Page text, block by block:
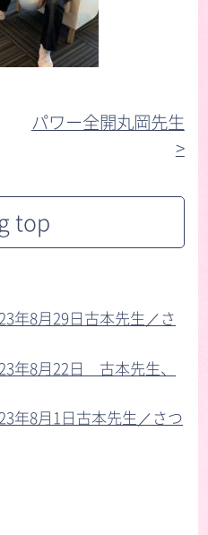
パワー全開丸岡先生
>︎
top
年8月29日古本先生／さ
年8月22日 古本先生、
年8月1日古本先生／さつ